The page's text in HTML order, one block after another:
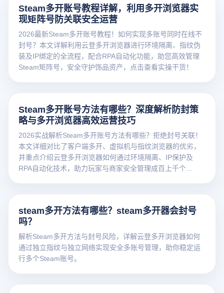
Steam多开账号教程详解，利用多开浏览器实
现矩阵号防关联安全运营
2026最新Steam多开账号教程！如何实现多账号同时在线不
封号？本文详解利用云登多开浏览器进行环境隔离、指纹伪
装及IP绑定的全流程，配合RPA自动化功能，助您高效管理
Steam矩阵号，安全守护饰品资产，点击查看实操干货！
Steam多开账号方法有哪些？深度解析防封策
略与多开浏览器高效运营技巧
2026实战解析Steam多开账号方法有哪些？拒绝封号关联！
本文详细对比了客户端多开、虚拟机与指纹浏览器的优劣，
并重点介绍云登多开浏览器如何通过环境隔离、IP保护及
RPA自动化技术，助力玩家与商家安全管理成百上千个
steam多开方法有哪些？steam多开器会封号
吗？
解析Steam多开方法与封号风险，详解云登多开浏览器如何
通过独立指纹与独立网络实现安全多账号管理，助你稳定运
行多个Steam账号。